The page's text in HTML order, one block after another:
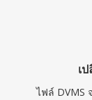
เ
ไฟล์ DVMS